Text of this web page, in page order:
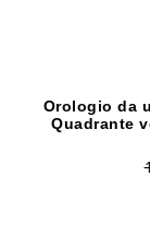
Orologio da
Quadrante